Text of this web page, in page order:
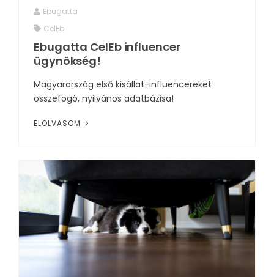
EGÉSZSÉG
RENDEZVÉNYEK
REKLÁMAJÁNDÉK
Ebugatta
CelEb
Ebugatta CelEb influencer
ügynökség!
Magyarország első kisállat-influencereket
összefogó, nyilvános adatbázisa!
ELOLVASOM